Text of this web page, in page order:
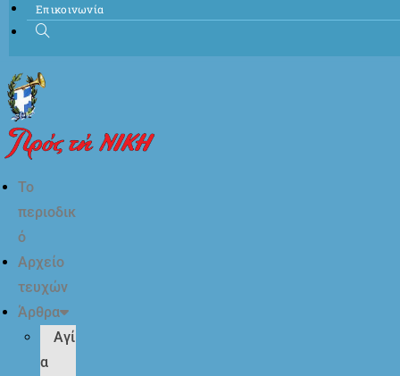
Επικοινωνία
Το
περιοδικ
ό
Αρχείο
τευχών
Άρθρα
Αγί
α